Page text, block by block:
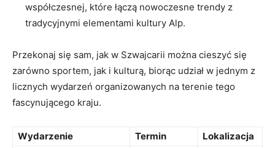
współczesnej, które ​łączą nowoczesne trendy z
tradycyjnymi elementami ‍kultury‍ Alp.
Przekonaj się sam, jak⁢ w Szwajcarii można cieszyć się
zarówno sportem, jak i kulturą, biorąc udział w jednym z
licznych wydarzeń​ organizowanych na terenie tego⁣
fascynującego kraju.
Wydarzenie Termin Lokalizacja